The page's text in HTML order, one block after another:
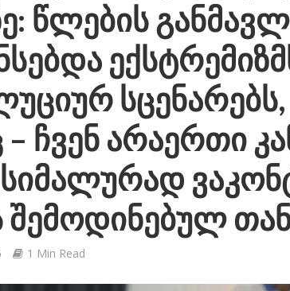
წლების
სცენარებს,
ჩვენ არაერთი
შემოდინებულ
1 Min Read